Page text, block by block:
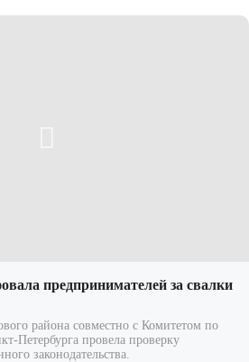
предпринимателей за свалки
района совместно с Комитетом по
Петербурга провела проверку
законодательства.